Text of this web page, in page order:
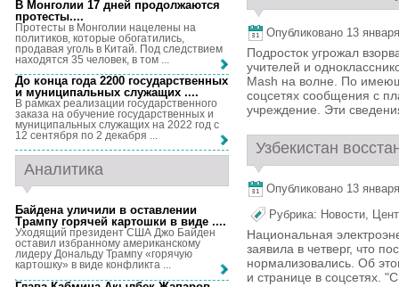
Опубликовано 13
Подросток угрожал
учителей и
Mash на волне. По
соцсетях сообщения с
учреждение. Эти
Узбекистан
Опубликовано 13
Рубрика: Новости,
Национальная
заявила в четверг, что
нормализовались. Об
и странице в соцсетях.
В Монголии 17 дней продолжаются
протесты....
Протесты в Монголии нацелены на
политиков, которые обогатились,
продавая уголь в Китай. Под следствием
находятся 35 человек, в том ...
До конца года 2200 государственных
и муниципальных служащих ....
В рамках реализации государственного
заказа на обучение государственных и
муниципальных служащих на 2022 год с
12 сентября по 2 декабря ...
Аналитика
Байдена уличили в оставлении
Трампу горячей картошки в виде ....
Уходящий президент США Джо Байден
оставил избранному американскому
лидеру Дональду Трампу «горячую
картошку» в виде конфликта ...